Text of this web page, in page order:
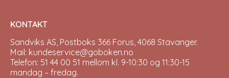
KONTAKT
Sandviks AS, Postboks 366 Forus, 4068 Stavanger.
Mail: kundeservice@goboken.no
Telefon: 51 44 00 51 mellom kl. 9-10:30 og 11:30-15
mandag – fredag.